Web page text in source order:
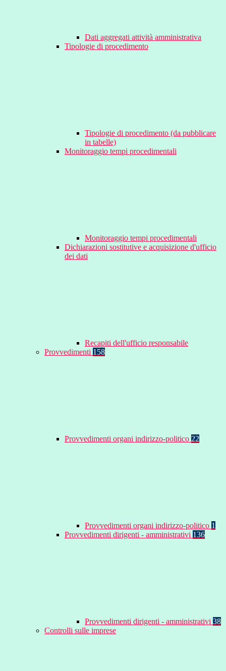
Dati aggregati attività amministrativa
Tipologie di procedimento
Tipologie di procedimento (da pubblicare
in tabelle)
Monitoraggio tempi procedimentali
Monitoraggio tempi procedimentali
Dichiarazioni sostitutive e acquisizione d'ufficio
dei dati
Recapiti dell'ufficio responsabile
Provvedimenti 158
Provvedimenti organi indirizzo-politico 22
Provvedimenti organi indirizzo-politico 1
Provvedimenti dirigenti - amministrativi 136
Provvedimenti dirigenti - amministrativi 38
Controlli sulle imprese